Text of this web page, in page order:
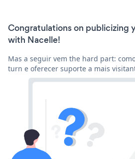
Congratulations on publicizing
with Nacelle!
Mas a seguir vem the hard part:
turn e oferecer suporte a mais